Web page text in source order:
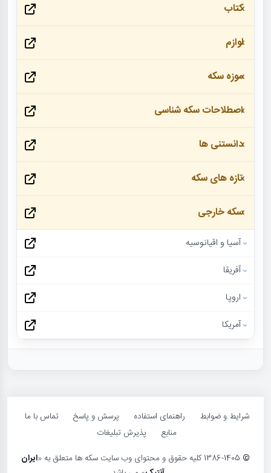
کتاب
لوازم
موزه سکه
اصطلاحات سکه شناسی
دانستنی ها
تازه های سکه
سکه خارجی
آسیا و اقیانوسیه
آفریقا
اروپا
آمریکا
شرایط و ضوابط راهنمای استفاده پرسش و پاسخ
تماس با ما
منابع
پذیرش تبلیغات
©
ایران